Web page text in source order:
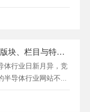
半导体行业网站建设：版块、栏目与特色凸显
体行业日新月异，竞
半导体行业网站不...